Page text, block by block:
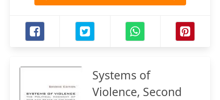
Systems of
Violence, Second